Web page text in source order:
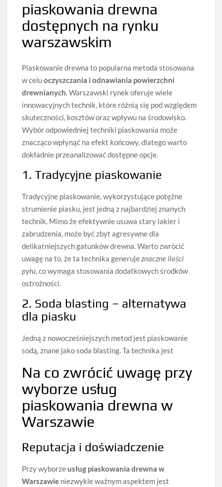
piaskowania drewna
dostępnych na rynku
warszawskim
Piaskowanie drewna to popularna metoda stosowana
w celuoczyszczania i odnawiania powierzchni
drewnianych. Warszawski rynek oferuje wiele
innowacyjnych technik, które różnią się pod względem
skuteczności, kosztów oraz wpływu na środowisko.
Wybór odpowiedniej techniki piaskowania może
znacząco wpłynąć na efekt końcowy, dlatego warto
dokładnie przeanalizować dostępne opcje.
1. Tradycyjne piaskowanie
Tradycyjne piaskowanie, wykorzystujące potężne
strumienie piasku, jest jedną z najbardziej znanych
technik. Mimo że efektywnie usuwa stary lakier i
zabrudzenia, może być zbyt agresywne dla
delikatniejszych gatunków drewna. Warto zwrócić
uwagę na to, że ta technika generujeznaczne ilości
pyłu, co wymaga stosowania dodatkowych środków
ostrożności.
2. Soda blasting – alternatywa
dla piasku
Jedną z nowocześniejszych metod jest piaskowanie
sodą, znane jako soda blasting. Ta technika jest
Na co zwrócić uwagę przy
wyborze usług
piaskowania drewna w
Warszawie
Reputacja i doświadczenie
Przy wyborzeusług piaskowania drewna w
Warszawie niezwykle ważnym aspektem jest